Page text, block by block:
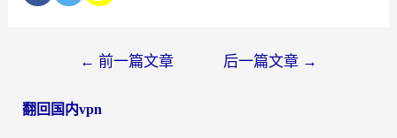
← 前一篇文章 后一篇文章 →
翻回国内vpn